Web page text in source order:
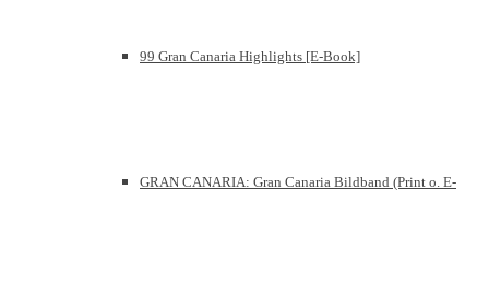
99 Gran Canaria Highlights [E-Book]
GRAN CANARIA: Gran Canaria Bildband (Print o. E-